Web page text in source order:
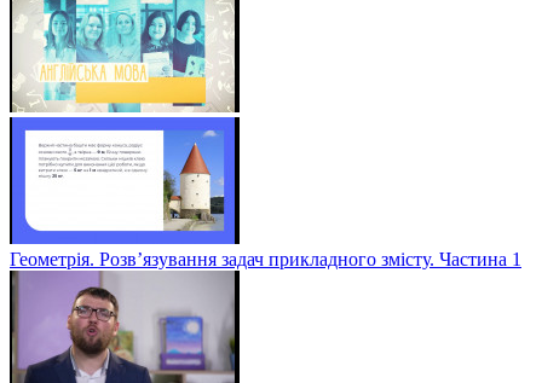
Геометрія. Розв’язування задач прикладного змісту. Частина 1